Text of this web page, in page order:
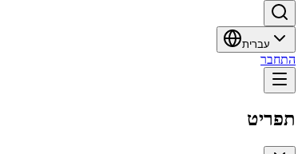
עברית
התחבר
תפריט